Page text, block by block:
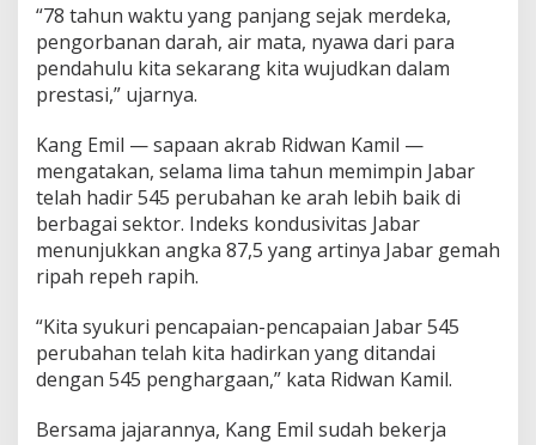
“78 tahun waktu yang panjang sejak merdeka,
pengorbanan darah, air mata, nyawa dari para
pendahulu kita sekarang kita wujudkan dalam
prestasi,” ujarnya.
Kang Emil — sapaan akrab Ridwan Kamil —
mengatakan, selama lima tahun memimpin Jabar
telah hadir 545 perubahan ke arah lebih baik di
berbagai sektor. Indeks kondusivitas Jabar
menunjukkan angka 87,5 yang artinya Jabar gemah
ripah repeh rapih.
“Kita syukuri pencapaian-pencapaian Jabar 545
perubahan telah kita hadirkan yang ditandai
dengan 545 penghargaan,” kata Ridwan Kamil.
Bersama jajarannya, Kang Emil sudah bekerja